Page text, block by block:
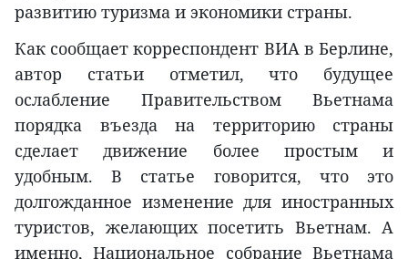
развитию туризма и экономики страны.
Как сообщает корреспондент ВИА в Берлине,
автор статьи отметил, что будущее
ослабление Правительством Вьетнама
порядка въезда на территорию страны
сделает движение более простым и
удобным. В статье говорится, что это
долгожданное изменение для иностранных
туристов, желающих посетить Вьетнам. А
именно, Национальное собрание Вьетнама